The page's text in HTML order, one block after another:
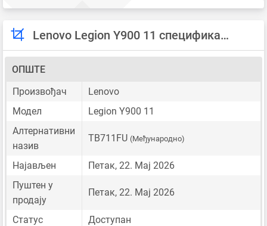
Lenovo Legion Y900 11 спецификације
ОПШТЕ
Произвођач
Lenovo
Модел
Legion Y900 11
Алтернативни
назив
TB711FU (Међународно)
Најављен
Петак, 22. Мај 2026
Пуштен у
продају
Петак, 22. Мај 2026
Статус
Доступан